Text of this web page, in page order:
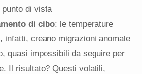
punto di vista
di cibo: le temperature
infatti, creano migrazioni anomale
quasi impossibili da seguire per
Il risultato? Questi volatili,